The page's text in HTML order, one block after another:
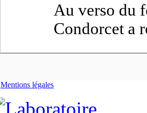
Au verso du
Condorcet a
Mentions légales